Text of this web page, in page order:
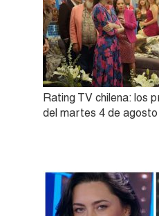
Rating TV chilena: los
del martes 4 de agosto